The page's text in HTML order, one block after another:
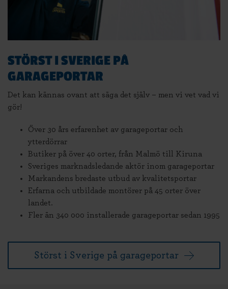
STÖRST I SVERIGE PÅ
GARAGEPORTAR
Det kan kännas ovant att säga det själv – men vi vet vad vi
gör!
Över 30 års erfarenhet av garageportar och
ytterdörrar
Butiker på över 40 orter, från Malmö till Kiruna
Sveriges marknadsledande aktör inom garageportar
Markandens bredaste utbud av kvalitetsportar
Erfarna och utbildade montörer på 45 orter över
landet.
Fler än 340 000 installerade garageportar sedan 1995
Störst i Sverige på garageportar